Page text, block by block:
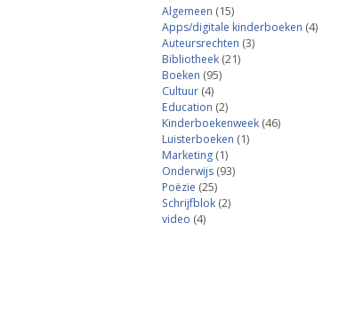
Algemeen (15)
Apps/digitale kinderboeken (4)
Auteursrechten (3)
Bibliotheek (21)
Boeken (95)
Cultuur (4)
Education (2)
Kinderboekenweek (46)
Luisterboeken (1)
Marketing (1)
Onderwijs (93)
Poëzie (25)
Schrijfblok (2)
video (4)